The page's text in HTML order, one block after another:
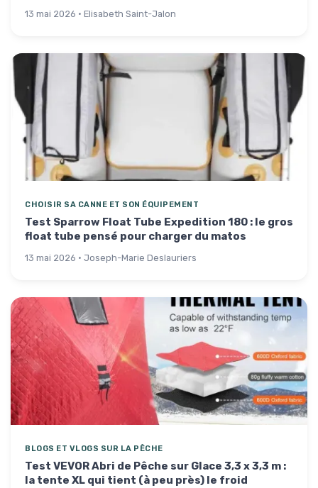
13 mai 2026 · Elisabeth Saint-Jalon
CHOISIR SA CANNE ET SON ÉQUIPEMENT
Test Sparrow Float Tube Expedition 180 : le gros
float tube pensé pour charger du matos
13 mai 2026 · Joseph-Marie Deslauriers
BLOGS ET VLOGS SUR LA PÊCHE
Test VEVOR Abri de Pêche sur Glace 3,3 x 3,3 m :
la tente XL qui tient (à peu près) le froid